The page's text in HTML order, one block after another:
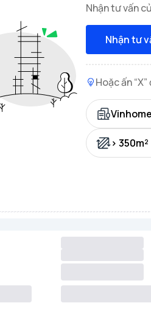
Nhận tư vấn
Nhận tư
Hoặc ấn
> 350m²